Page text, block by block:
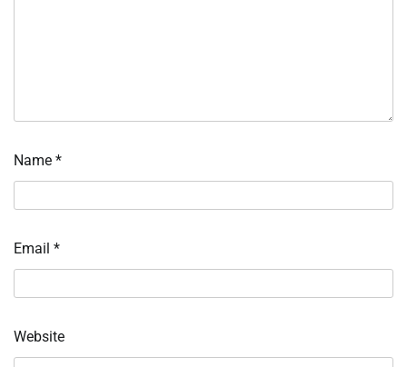
Name *
Email *
Website